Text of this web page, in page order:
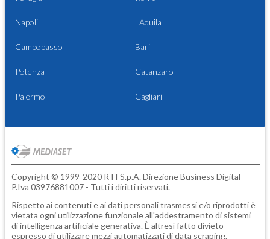
Napoli L'Aquila
Campobasso Bari
Potenza Catanzaro
Palermo Cagliari
Copyright © 1999-2020 RTI S.p.A. Direzione Business Digital -
P.Iva 03976881007 - Tutti i diritti riservati.
Rispetto ai contenuti e ai dati personali trasmessi e/o riprodotti è
vietata ogni utilizzazione funzionale all'addestramento di sistemi
di intelligenza artificiale generativa. È altresì fatto divieto
espresso di utilizzare mezzi automatizzati di data scraping.